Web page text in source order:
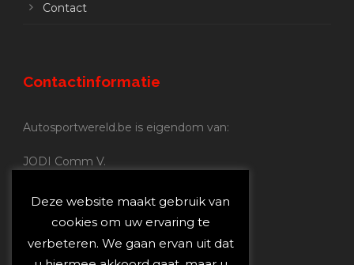
Contact
Contactinformatie
Autosportwereld.be is eigendom van:
JODI Comm V.
Nijverheidsstraat 70
2160 Wommelgem
Autosportwereld.be:
Deze website maakt gebruik van
cookies om uw ervaring te
verbeteren. We gaan ervan uit dat